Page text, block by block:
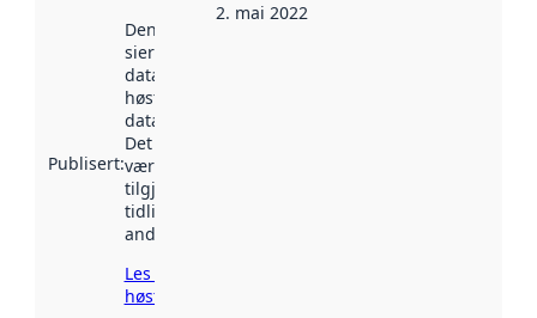
Publisert:
Denne datoen
sier når
datasettet ble
høstet av
data.norge.no.
Det kan ha
vært
tilgjengelig
tidligere
andre steder.
Les mer om
høsting her
2. mai 2022